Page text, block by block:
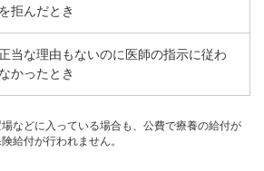
を拒んだとき
当な理由もないのに医師の指示に従わ
なかったとき
などに入っている場合も、公費で療養の給付が
給付が行われません。